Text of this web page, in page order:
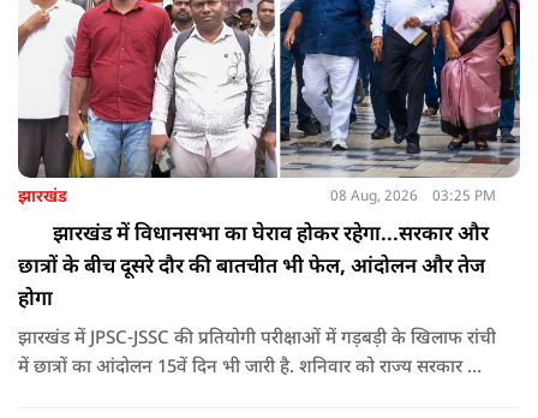
झारखंड 08 Aug, 2026 03:25 PM
झारखंड में विधानसभा का घेराव होकर रहेगा...सरकार और
छात्रों के बीच दूसरे दौर की बातचीत भी फेल, आंदोलन और तेज
होगा
झारखंड में JPSC-JSSC की प्रतियोगी परीक्षाओं में गड़बड़ी के खिलाफ रांची
में छात्रों का आंदोलन 15वें दिन भी जारी है. शनिवार को राज्य सरकार और